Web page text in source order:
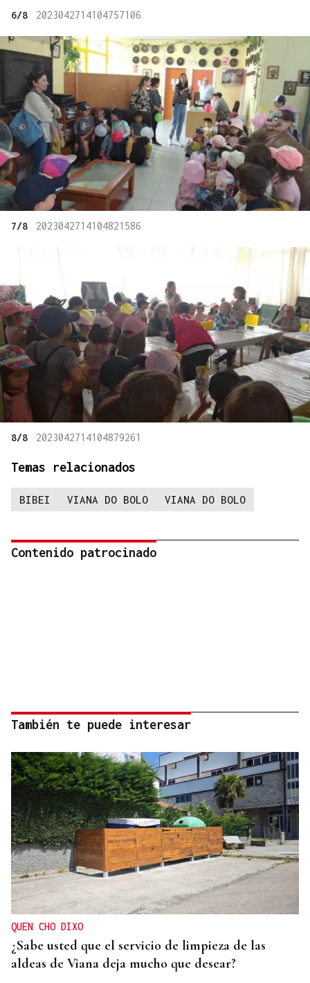
6/8 2023042714104757106
7/8 2023042714104821586
8/8 2023042714104879261
Temas relacionados
BIBEI VIANA DO BOLO VIANA DO BOLO
Contenido patrocinado
También te puede interesar
QUEN CHO DIXO
¿Sabe usted que el servicio de limpieza de las
aldeas de Viana deja mucho que desear?